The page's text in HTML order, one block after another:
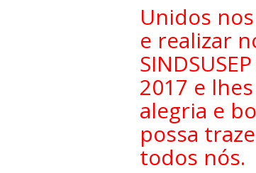
Unidos
e realizar
2017 e
alegria e
possa
todos nós.